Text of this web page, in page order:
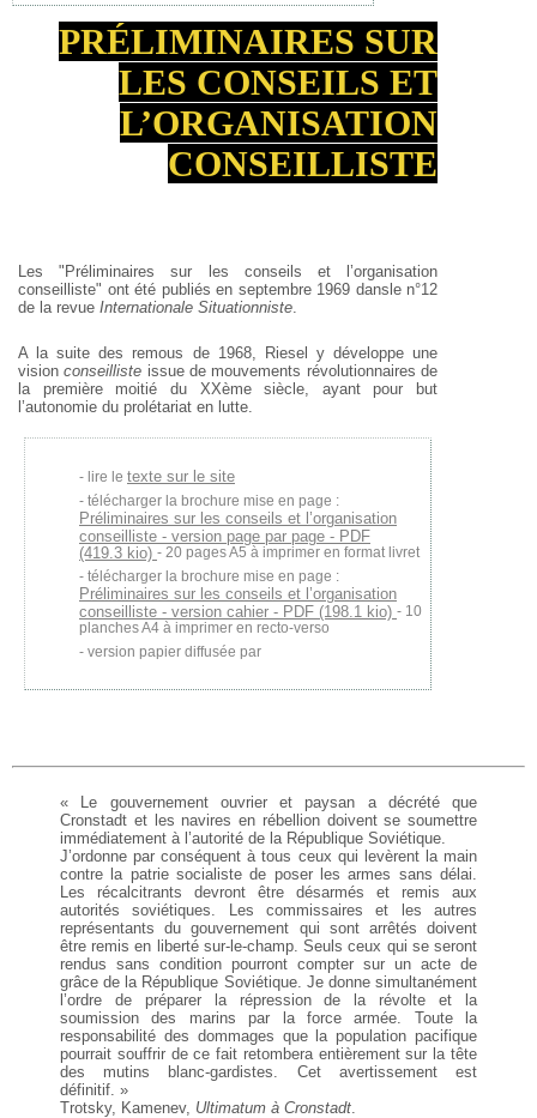
PRÉLIMINAIRES SUR
LES CONSEILS ET
L’ORGANISATION
CONSEILLISTE
Les "Préliminaires sur les conseils et l’organisation
conseilliste" ont été publiés en septembre 1969 dansle n°12
de la revue Internationale Situationniste.
A la suite des remous de 1968, Riesel y développe une
visionconseilliste issue de mouvements révolutionnaires de
la première moitié du XXème siècle, ayant pour but
l’autonomie du prolétariat en lutte.
lire le texte sur le site
télécharger la brochure mise en page :
Préliminaires sur les conseils et l’organisation
conseilliste - version page par page - PDF
(419.3 kio) - 20 pages A5 à imprimer en format livret
télécharger la brochure mise en page :
Préliminaires sur les conseils et l’organisation
conseilliste - version cahier - PDF (198.1 kio) - 10
planches A4 à imprimer en recto-verso
version papier diffusée par
« Le gouvernement ouvrier et paysan a décrété que
Cronstadt et les navires en rébellion doivent se soumettre
immédiatement à l’autorité de la République Soviétique.
J’ordonne par conséquent à tous ceux qui levèrent la main
contre la patrie socialiste de poser les armes sans délai.
Les récalcitrants devront être désarmés et remis aux
autorités soviétiques. Les commissaires et les autres
représentants du gouvernement qui sont arrêtés doivent
être remis en liberté sur-le-champ. Seuls ceux qui se seront
rendus sans condition pourront compter sur un acte de
grâce de la République Soviétique. Je donne simultanément
l’ordre de préparer la répression de la révolte et la
soumission des marins par la force armée. Toute la
responsabilité des dommages que la population pacifique
pourrait souffrir de ce fait retombera entièrement sur la tête
des mutins blanc-gardistes. Cet avertissement est
définitif. »
Trotsky, Kamenev, Ultimatum à Cronstadt.